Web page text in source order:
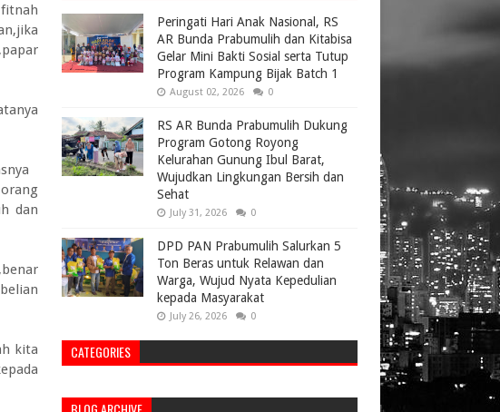
dan
kita
Peringati Hari Anak Nasional, RS
AR Bunda Prabumulih dan Kitabisa
Gelar Mini Bakti Sosial serta Tutup
Program Kampung Bijak Batch 1
August 02, 2026 0
RS AR Bunda Prabumulih Dukung
Program Gotong Royong
Kelurahan Gunung Ibul Barat,
Wujudkan Lingkungan Bersih dan
Sehat
July 31, 2026 0
DPD PAN Prabumulih Salurkan 5
Ton Beras untuk Relawan dan
Warga, Wujud Nyata Kepedulian
kepada Masyarakat
July 26, 2026 0
CATEGORIES